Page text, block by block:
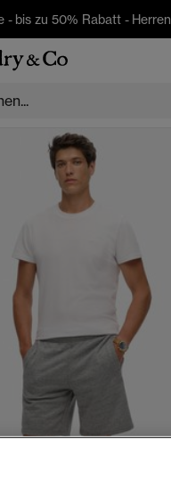
- bis zu 50% Rabatt - Herren